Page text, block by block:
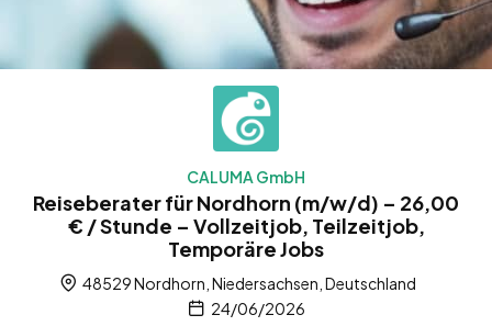
CALUMA GmbH
Reiseberater für Nordhorn (m/w/d) – 26,00
€ / Stunde – Vollzeitjob, Teilzeitjob,
Temporäre Jobs
48529 Nordhorn, Niedersachsen, Deutschland
24/06/2026